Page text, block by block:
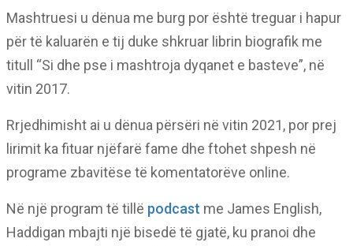
Mashtruesi u dënua me burg por është treguar i hapur
për të kaluarën e tij duke shkruar librin biografik me
titull “Si dhe pse i mashtroja dyqanet e basteve”, në
vitin 2017.
Rrjedhimisht ai u dënua përsëri në vitin 2021, por prej
lirimit ka fituar njëfarë fame dhe ftohet shpesh në
programe zbavitëse të komentatorëve online.
Në një program të tillë podcast me James English,
Haddigan mbajti një bisedë të gjatë, ku pranoi dhe